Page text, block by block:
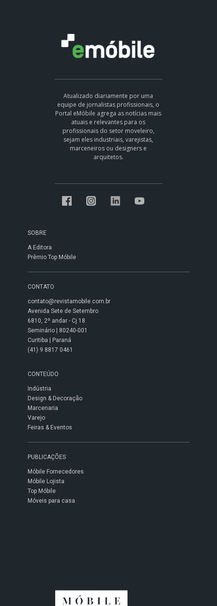
Atualizado diariamente por uma
equipe de jornalistas profissionais, o
Portal eMóbile agrega as notícias mais
atuais e relevantes para os
profissionais do setor moveleiro,
sejam eles industriais, varejistas,
marceneiros ou designers e
arquitetos.
SOBRE
A Editora
Prêmio Top Móbile
CONTATO
contato@revistamobile.com.br
Avenida Sete de Setembro
6810, 2º andar - Cj 18
Seminário | 80240-001
Curitiba | Paraná
(41) 9 8817 0461
CONTEÚDO
Indústria
Design & Decoração
Marcenaria
Varejo
Feiras & Eventos
PUBLICAÇÕES
Móbile Fornecedores
Móbile Lojista
Top Móbile
Móveis para casa